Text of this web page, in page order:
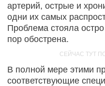
артерий, острые и
одни их самых
Проблема стояла
пор обострена.
В полной мере этими
соответствующие